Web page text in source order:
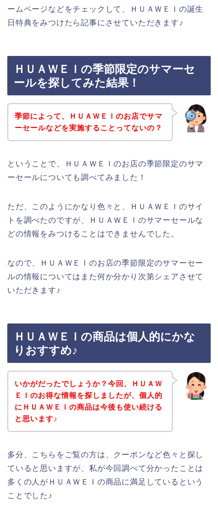
ームページなどをチェックして、ＨＵＡＷＥＩの誕生
日特典をみつけたら記事にさせていただきます♪
ＨＵＡＷＥＩの季節限定のサマーセ
ールを探してみた結果！
季節によって、ＨＵＡＷＥＩのお店でサマ
ーセールなどを実施することってないの？
ということで、ＨＵＡＷＥＩのお店の季節限定のサマ
ーセールについても調べてみました！
ただ、このようにかなり色々と、ＨＵＡＷＥＩのサイ
トを調べたのですが、ＨＵＡＷＥＩのサマーセールな
どの情報をみつけることはできませんでした。
なので、ＨＵＡＷＥＩのお店の季節限定のサマーセー
ルの情報についてはまた何か分かり次第シェアさせて
いただきます♪
ＨＵＡＷＥＩの商品は個人的にかな
りおすすめ♪
いかがだったでしょうか？今回、ＨＵＡＷ
ＥＩのお得な情報を探しましたが、個人的
にＨＵＡＷＥＩの商品は今後も使い続ける
と思います♪
多分、こちらをご覧の方は、クーポンなど色々と探し
ていると思いますが、私が今回調べて分かったことは
多くの人がＨＵＡＷＥＩの商品に満足しているという
ことでした♪